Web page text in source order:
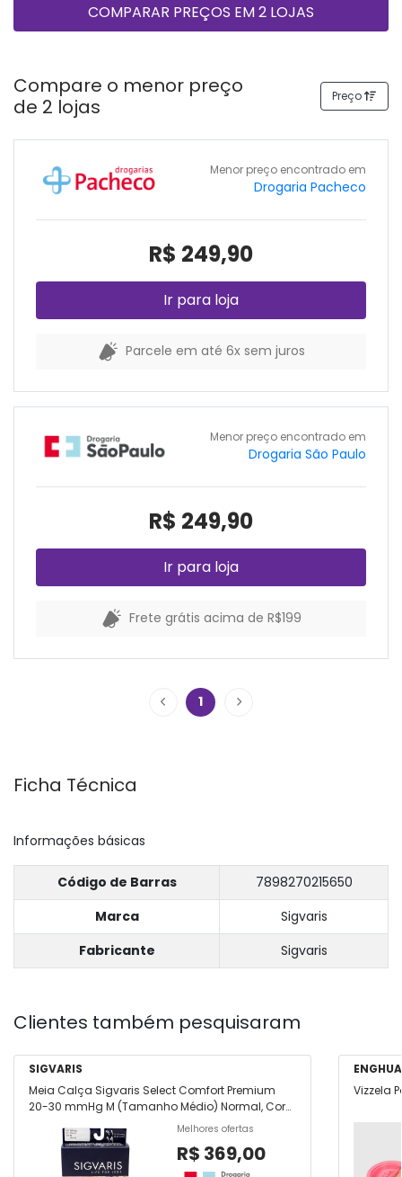
COMPARAR PREÇOS EM 2 LOJAS
Compare o menor preço
de 2 lojas
Preço
Menor preço encontrado em
Drogaria Pacheco
R$ 249,90
Ir para loja
Parcele em até 6x sem juros
Menor preço encontrado em
Drogaria São Paulo
R$ 249,90
Ir para loja
Frete grátis acima de R$199
1
Ficha Técnica
Informações básicas
Código de Barras
7898270215650
Marca
Sigvaris
Fabricante
Sigvaris
Clientes também pesquisaram
SIGVARIS
Meia Calça Sigvaris Select Comfort Premium
20-30 mmHg M (Tamanho Médio) Normal, Cor
Melhores ofertas
R$ 369,00
Vizzela